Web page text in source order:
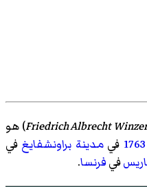
Friedrich Albrecht)‏ هو
1763 فيمدينة براونشفايغ في
فيفرنسا.